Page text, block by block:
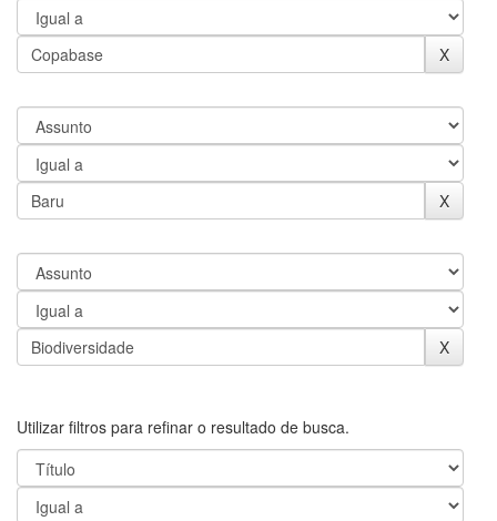
Utilizar filtros para refinar o resultado de busca.